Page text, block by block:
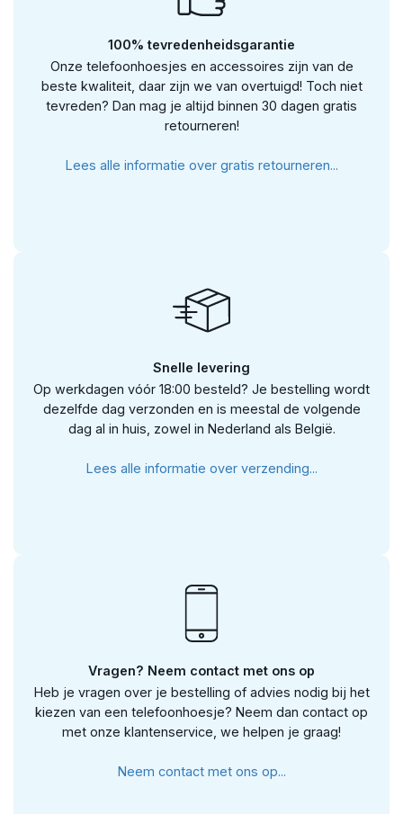
100% tevredenheidsgarantie
Onze telefoonhoesjes en accessoires zijn van de
beste kwaliteit, daar zijn we van overtuigd! Toch niet
tevreden? Dan mag je altijd binnen 30 dagen gratis
retourneren!
Lees alle informatie over gratis retourneren...
Snelle levering
Op werkdagen vóór 18:00 besteld? Je bestelling wordt
dezelfde dag verzonden en is meestal de volgende
dag al in huis, zowel in Nederland als België.
Lees alle informatie over verzending...
Vragen? Neem contact met ons op
Heb je vragen over je bestelling of advies nodig bij het
kiezen van een telefoonhoesje? Neem dan contact op
met onze klantenservice, we helpen je graag!
Neem contact met ons op...